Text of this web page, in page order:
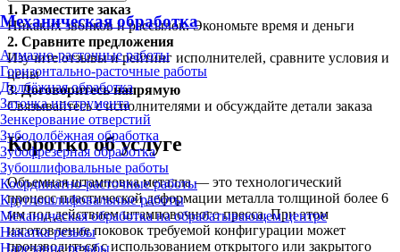
Механическая обработка
Алмазно-расточные работы
Горизонтально-расточные работы
Долбёжная обработка
Заточка инструмента
Зенкерование отверстий
Зубодолбёжная обработка
Зубофрезерная обработка
Зубошлифовальные работы
Координатно-расточные работы
Круглошлифовальные работы
Механическая обработка на обрабатывающем центре
Накатка резьбы
Нарезание резьбы
1. Разместите заказ
Никаких звонков и рассылок. Экономьте время и деньги
2. Сравните предложения
Изучите отзывы и рейтинг исполнителей, сравните условия и
цены
3.Договоритесь напрямую
Связывайтесь с исполнителями и обсуждайте детали заказа
Коротко об услуге
Объемная штамповка металла — это технологический
процесс пластической деформации металла толщиной более 6
мм под действием штамповочного пресса. При этом
изготовление поковок требуемой конфигурации может
производиться с использованием открытого или закрытого